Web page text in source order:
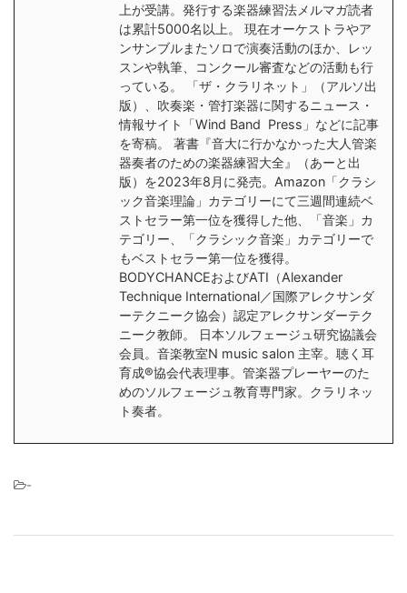
上が受講。発行する楽器練習法メルマガ読者
は累計5000名以上。 現在オーケストラやア
ンサンブルまたソロで演奏活動のほか、レッ
スンや執筆、コンクール審査などの活動も行
っている。 「ザ・クラリネット」（アルソ出
版）、吹奏楽・管打楽器に関するニュース・
情報サイト「Wind Band Press」などに記事
を寄稿。 著書『音大に行かなかった大人管楽
器奏者のための楽器練習大全』（あーと出
版）を2023年8月に発売。Amazon「クラシ
ック音楽理論」カテゴリーにて三週間連続ベ
ストセラー第一位を獲得した他、「音楽」カ
テゴリー、「クラシック音楽」カテゴリーで
もベストセラー第一位を獲得。
BODYCHANCEおよびATI（Alexander
Technique International／国際アレクサンダ
ーテクニーク協会）認定アレクサンダーテク
ニーク教師。 日本ソルフェージュ研究協議会
会員。音楽教室N music salon 主宰。聴く耳
育成®︎協会代表理事。管楽器プレーヤーのた
めのソルフェージュ教育専門家。クラリネッ
ト奏者。
-